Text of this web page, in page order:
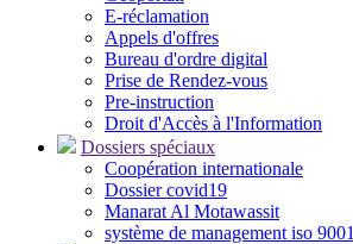
E-réclamation
Appels d'offres
Bureau d'ordre digital
Prise de Rendez-vous
Pre-instruction
Droit d'Accès à l'Information
Dossiers spéciaux
Coopération internationale
Dossier covid19
Manarat Al Motawassit
système de management iso 9001